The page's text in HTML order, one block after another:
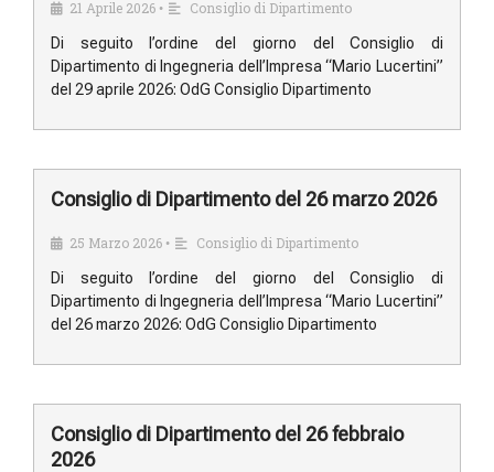
21 Aprile 2026 •
Consiglio di Dipartimento
Di seguito l’ordine del giorno del Consiglio di
Dipartimento di Ingegneria dell’Impresa “Mario Lucertini”
del 29 aprile 2026: OdG Consiglio Dipartimento
Consiglio di Dipartimento del 26 marzo 2026
25 Marzo 2026 •
Consiglio di Dipartimento
Di seguito l’ordine del giorno del Consiglio di
Dipartimento di Ingegneria dell’Impresa “Mario Lucertini”
del 26 marzo 2026: OdG Consiglio Dipartimento
Consiglio di Dipartimento del 26 febbraio
2026